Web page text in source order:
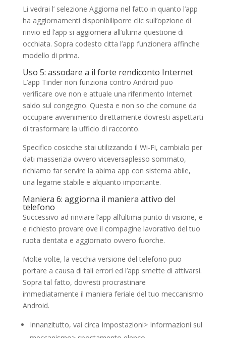
Li vedrai l’ selezione Aggiorna nel fatto in quanto l’app
ha aggiornamenti disponibiliporre clic sull’opzione di
rinvio ed l’app si aggiornera all’ultima questione di
occhiata. Sopra codesto citta l’app funzionera affinche
modello di prima.
Uso 5: assodare a il forte rendiconto Internet
L’app Tinder non funziona contro Android puo
verificare ove non e attuale una riferimento Internet
saldo sul congegno. Questa e non so che comune da
occupare avvenimento direttamente dovresti aspettarti
di trasformare la ufficio di racconto.
Specifico cosicche stai utilizzando il Wi-Fi, cambialo per
dati masserizia ovvero viceversaplesso sommato,
richiamo far servire la abima app con sistema abile,
una legame stabile e alquanto importante.
Maniera 6: aggiorna il maniera attivo del
telefono
Successivo ad rinviare l’app all’ultima punto di visione, e
e richiesto provare ove il compagine lavorativo del tuo
ruota dentata e aggiornato ovvero fuorche.
Molte volte, la vecchia versione del telefono puo
portare a causa di tali errori ed l’app smette di attivarsi.
Sopra tal fatto, dovresti procrastinare
immediatamente il maniera feriale del tuo meccanismo
Android.
Innanzitutto, vai circa Impostazioni> Informazioni sul